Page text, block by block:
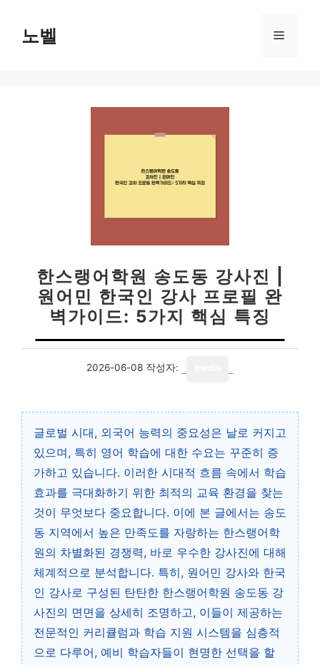
노벨 메
한스랭어학원 송도동 강사진 |
원어민 한국인 강사 프로필 완
벽가이드: 5가지 핵심 특징
2026-06-08 작성자:
글로벌 시대, 외국어 능력의 중요성은 날로 커지고
있으며, 특히 영어 학습에 대한 수요는 꾸준히 증
가하고 있습니다. 이러한 시대적 흐름 속에서 학습
효과를 극대화하기 위한 최적의 교육 환경을 찾는
것이 무엇보다 중요합니다. 이에 본 글에서는 송도
동 지역에서 높은 만족도를 자랑하는 한스랭어학
원의 차별화된 경쟁력, 바로 우수한 강사진에 대해
체계적으로 분석합니다. 특히, 원어민 강사와 한국
인 강사로 구성된 탄탄한 한스랭어학원 송도동 강
사진의 면면을 상세히 조명하고, 이들이 제공하는
전문적인 커리큘럼과 학습 지원 시스템을 심층적
으로 다루어, 예비 학습자들이 현명한 선택을 할